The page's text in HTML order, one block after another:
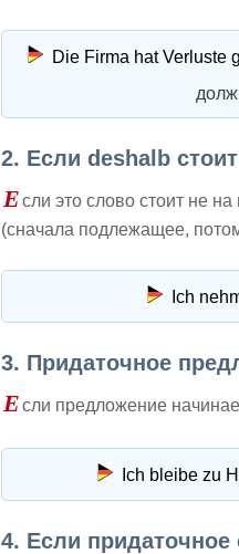
Die Firma hat Verluste
2. Если deshalb
Если это слово стоит не
(сначала подлежащее,
Ich
3. Придаточное
Если предложение
Ich bleibe zu
4. Если